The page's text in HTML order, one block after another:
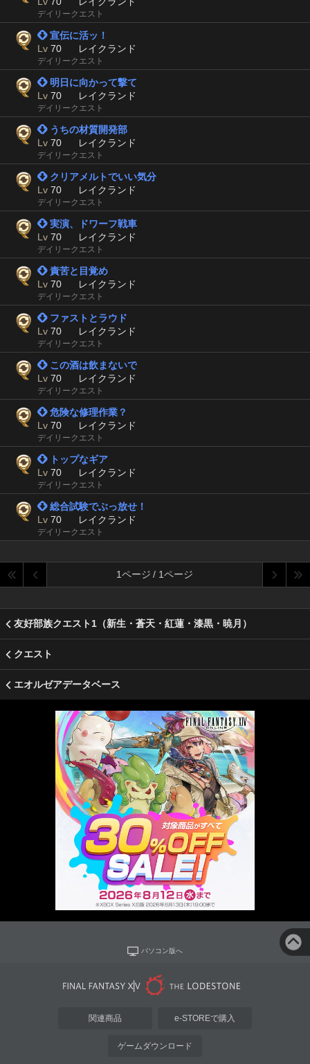
デイリークエスト
 宣伝に活ッ！
Lv 70 レイクランド
デイリークエスト
 明日に向かって撃て
Lv 70 レイクランド
デイリークエスト
 うちの材質開発部
Lv 70 レイクランド
デイリークエスト
 クリアメルトでいい気分
Lv 70 レイクランド
デイリークエスト
 実演、ドワーフ戦車
Lv 70 レイクランド
デイリークエスト
 責苦と目覚め
Lv 70 レイクランド
デイリークエスト
 ファストとラウド
Lv 70 レイクランド
デイリークエスト
 この酒は飲まないで
Lv 70 レイクランド
デイリークエスト
 危険な修理作業？
Lv 70 レイクランド
デイリークエスト
 トップなギア
Lv 70 レイクランド
デイリークエスト
 総合試験でぶっ放せ！
Lv 70 レイクランド
デイリークエスト
1ページ / 1ページ
友好部族クエスト1（新生・蒼天・紅蓮・漆黒・暁月）
クエスト
エオルゼアデータベース
パソコン版へ
関連商品 e-STOREで購入
ゲームダウンロード